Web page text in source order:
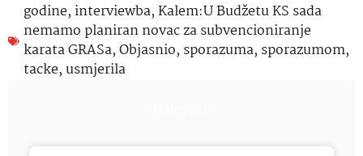
godine, interviewba,Kalem:U Budžetu KS sada
nemamo planiran novac za subvencioniranje
karata GRASa,Objasnio, sporazuma, sporazumom,
tacke, usmjerila